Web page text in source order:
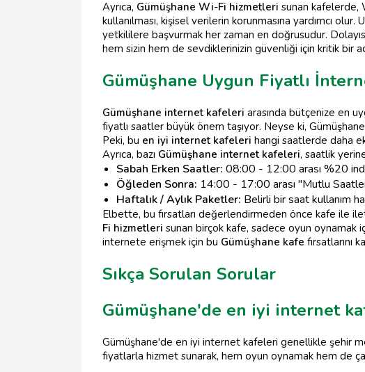
Ayrıca, Gümüşhane Wi-Fi hizmetleri sunan kafelerde,
kullanılması, kişisel verilerin korunmasına yardımcı
yetkililere başvurmak her zaman en doğrusudur.
hem sizin hem de sevdiklerinizin güvenliği için kritik bir
Gümüşhane Uygun Fiyatlı
Gümüşhane internet kafeleri arasında bütçenize en
fiyatlı saatler büyük önem taşıyor. Neyse ki,
Peki, bu en iyi internet kafeleri hangi saatlerde daha
Ayrıca, bazı Gümüşhane internet kafeleri, saatlik
Sabah Erken Saatler: 08:00 - 12:00 arası %20
Öğleden Sonra: 14:00 - 17:00 arası "Mutlu
Haftalık / Aylık Paketler: Belirli bir saat kullanım
Elbette, bu fırsatları değerlendirmeden önce kafe ile
Fi hizmetleri sunan birçok kafe, sadece oyun oynamak
internete erişmek için bu Gümüşhane kafe fırsatlarını
Sıkça Sorulan Sorular
Gümüşhane'de en iyi internet
Gümüşhane'de en iyi internet kafeleri genellikle şehir
fiyatlarla hizmet sunarak, hem oyun oynamak hem de